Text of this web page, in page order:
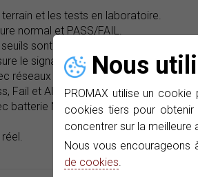
Nous
PROMAX utilise un
cookies tiers pour
concentrer sur la meilleure
Nous vous encourageons
de cookies.
et les tests en laboratoire.
normal et PASS/FAIL.
sont programmés par l'utilisateur.
le signal montant (upstream) à
réseaux APON, BPON, EPON et GPON.
Fail et Alarme pour visualiser
batterie Ni-MH avec une autonomie